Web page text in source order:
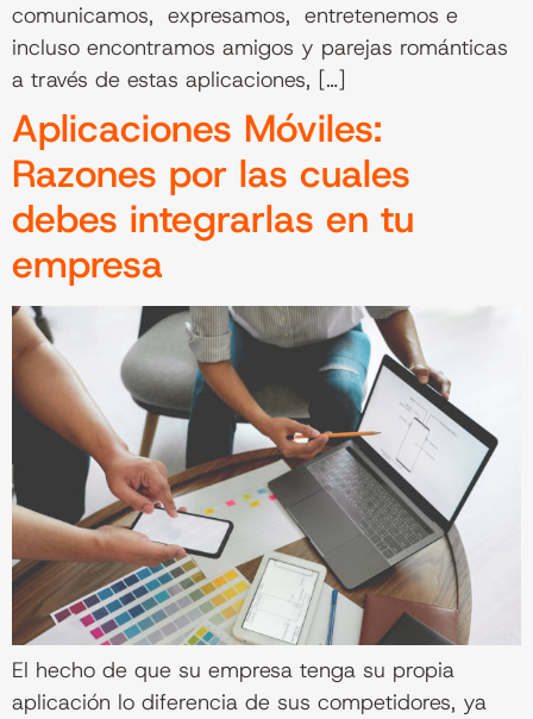
comunicamos, expresamos, entretenemos e
incluso encontramos amigos y parejas románticas
a través de estas aplicaciones, […]
Aplicaciones Móviles:
Razones por las cuales
debes integrarlas en tu
empresa
El hecho de que su empresa tenga su propia
aplicación lo diferencia de sus competidores, ya